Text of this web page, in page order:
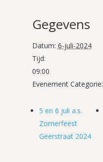
Gegevens
Datum: 6-juli-2024
Tijd:
09:00
Evenement Categorie:
5 en 6 juli a.s.
Zomerfeest
Geerstraat 2024